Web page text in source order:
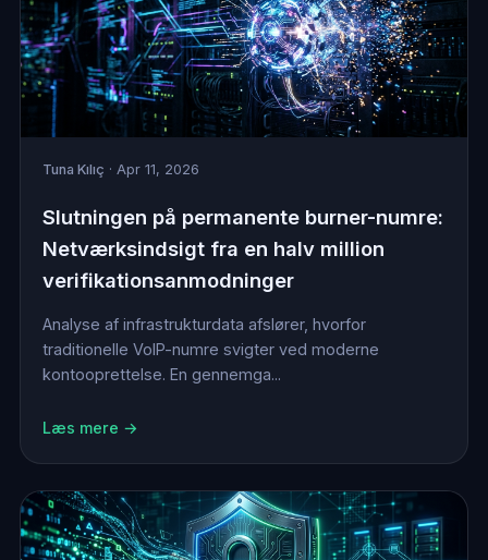
Tuna Kılıç · Apr 11, 2026
Slutningen på permanente burner-numre:
Netværksindsigt fra en halv million
verifikationsanmodninger
Analyse af infrastrukturdata afslører, hvorfor
traditionelle VoIP-numre svigter ved moderne
kontooprettelse. En gennemga...
Læs mere →